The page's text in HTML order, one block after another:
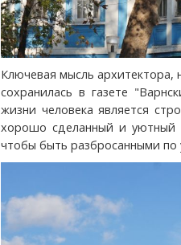
Ключевая мысль архитектора,
сохранилась в газете
жизни человека является
хорошо сделанный и уютный
чтобы быть разбросанными по